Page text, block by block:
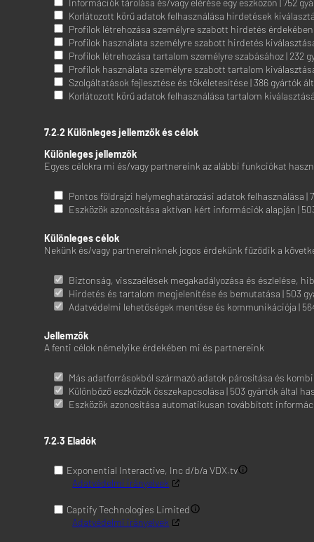
Információk tárolása és/vagy elérése egy eszközön | 752
Korlátozott körű adatok felhasználása hirdetések
Profilok létrehozása személyre szabott hirdetés
Profilok használata személyre szabott hirdetés
Profilok létrehozása tartalom személyre szabásához | 232
Profilok használata személyre szabott tartalom
Szolgáltatások fejlesztése és tökéletesítése | 386 gyártók
Korlátozott körű adatok felhasználása tartalom
7.2.2 Különleges jellemzők és célok
Különleges jellemzők
Egyes célokra mi és/vagy partnereink az alábbi funkciókat
Pontos földrajzi helymeghatározási adatok felhasználása |
Eszközök azonosítása aktívan kért információk alapján |
Különleges célok
Nekünk és/vagy partnereinknek jogos érdekünk fűződik a
Biztonság, visszaélések megakadályozása és észlelése,
Hirdetés és tartalom megjelenítése és bemutatása | 503
Adatvédelmi lehetőségek mentése és kommunikációja |
Jellemzők
A fenti célok némelyike érdekében mi és partnereink
Más adatforrásokból származó adatok párosítása és
Különböző eszközök összekapcsolása | 503 gyártók által
Eszközök azonosítása automatikusan továbbított
7.2.3 Eladók
Exponential Interactive, Inc d/b/a VDX.tv
Adatvédelmi irányelvek
Captify Technologies Limited
Adatvédelmi irányelvek